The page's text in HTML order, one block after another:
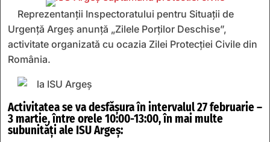
Reprezentanții Inspectoratului pentru Situații de
Urgență Argeș anunță „Zilele Porților Deschise”,
activitate organizată cu ocazia Zilei Protecției Civile din
România.
Activitatea se va desfășura în intervalul 27 februarie –
3 martie, între orele 10:00-13:00, în mai multe
subunități ale ISU Argeș: